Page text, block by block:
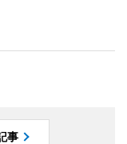
事